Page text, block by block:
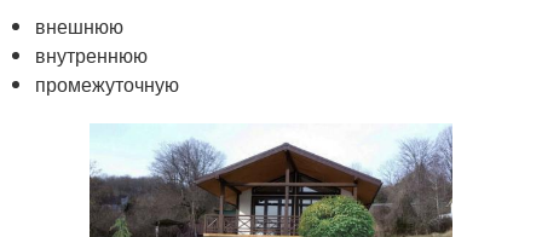
внешнюю
внутреннюю
промежуточную